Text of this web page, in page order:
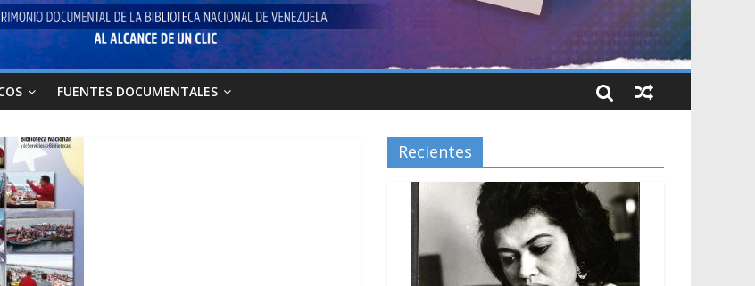
FUENTES DOCUMENTALES
Recientes